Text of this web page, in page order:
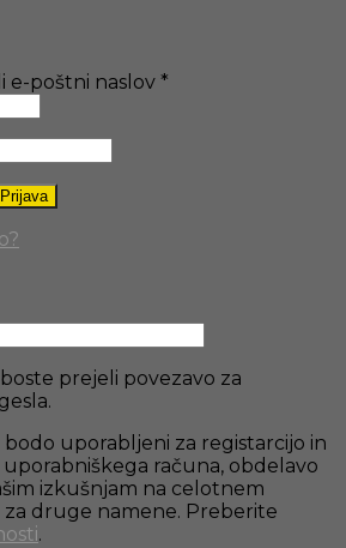
e-poštni naslov *
Prijava
prejeli povezavo za
bodo uporabljeni za registarcijo in
računa, obdelavo
izkušnjam na celotnem
druge namene. Preberite
.